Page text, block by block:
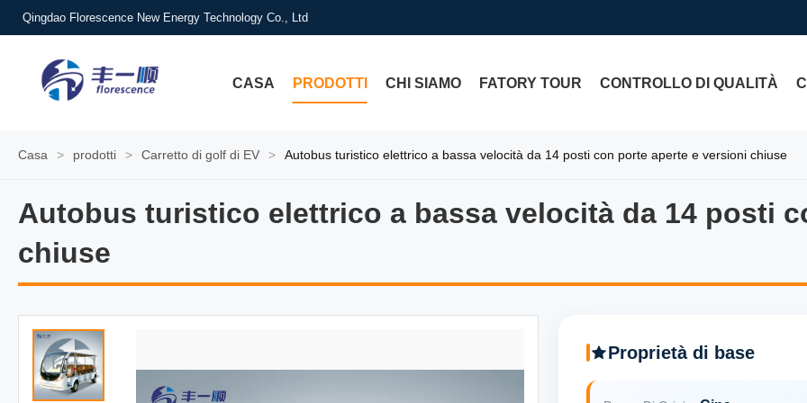
Qingdao Florescence New Energy Technology Co., Ltd
CASA PRODOTTI CHI SIAMO FATORY TOUR CONTROLLO DI QUALITÀ
Casa > prodotti > Carretto di golf di EV > Autobus turistico elettrico a bassa velocità da 14 posti con porte aperte e versioni chiuse
Autobus turistico elettrico a bassa velocità da 14 posti
chiuse
Autobus turistico elettrico a bassa velocità da 14 posti
Proprietà di base